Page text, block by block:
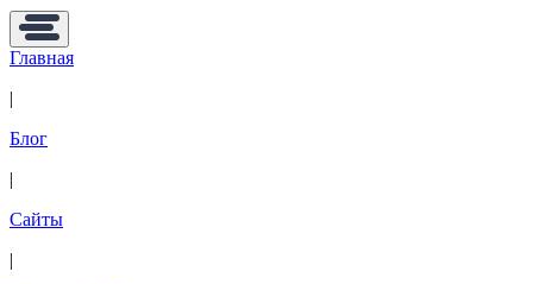
Главная
|
Блог
|
Сайты
|